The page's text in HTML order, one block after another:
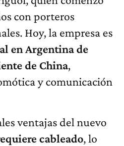
con porteros
Hoy, la empresa es
en Argentina de
de China,
y comunicación
ventajas del nuevo
cableado, lo